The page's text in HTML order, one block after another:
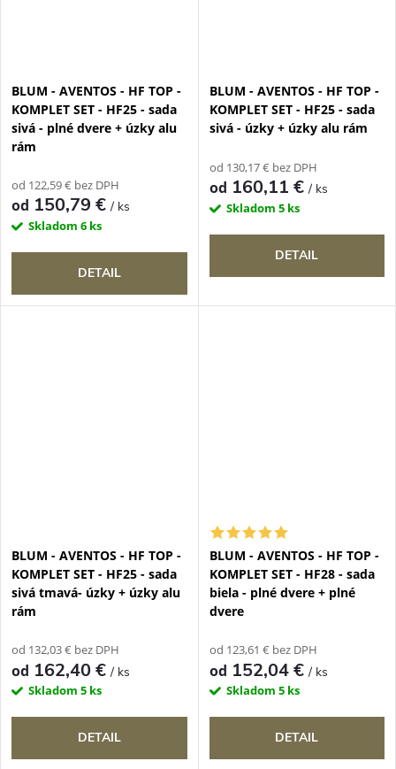
BLUM - AVENTOS - HF TOP -
KOMPLET SET - HF25 - sada
sivá - plné dvere + úzky alu
rám
od 122,59 € bez DPH
od 150,79 €/ ks
Skladom 6 ks
DETAIL
BLUM - AVENTOS - HF TOP -
KOMPLET SET - HF25 - sada
sivá - úzky + úzky alu rám
od 130,17 € bez DPH
od 160,11 €/ ks
Skladom 5 ks
DETAIL
BLUM - AVENTOS - HF TOP -
KOMPLET SET - HF25 - sada
sivá tmavá- úzky + úzky alu
rám
od 132,03 € bez DPH
od 162,40 €/ ks
Skladom 5 ks
DETAIL
BLUM - AVENTOS - HF TOP -
KOMPLET SET - HF28 - sada
biela - plné dvere + plné
dvere
od 123,61 € bez DPH
od 152,04 €/ ks
Skladom 5 ks
DETAIL